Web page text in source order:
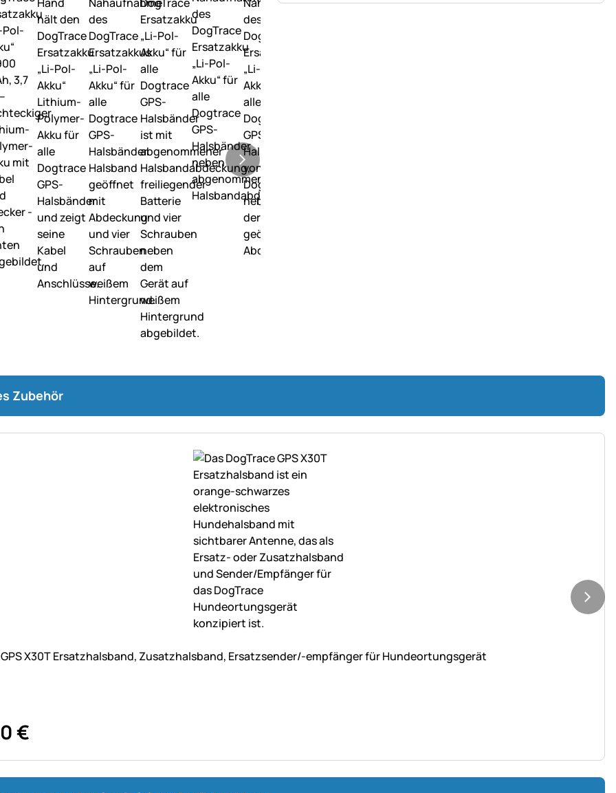
Zubehör
X30T Ersatzhalsband, Zusatzhalsband, Ersatzsender/-empfänger für Hundeortungsgerät
€